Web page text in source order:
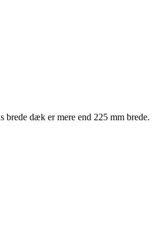
dæk er mere end 225 mm brede.